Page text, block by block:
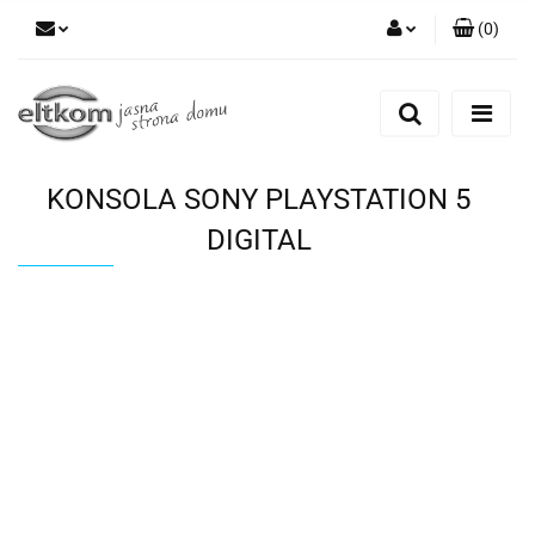
Zarejestruj się
(0)
KONSOLA SONY PLAYSTATION 5
DIGITAL